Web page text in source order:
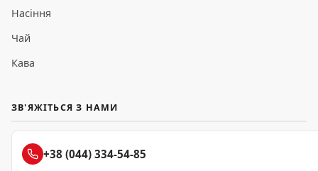
Насіння
Чай
Кава
ЗВ'ЯЖІТЬСЯ З НАМИ
+38 (044) 334-54-85